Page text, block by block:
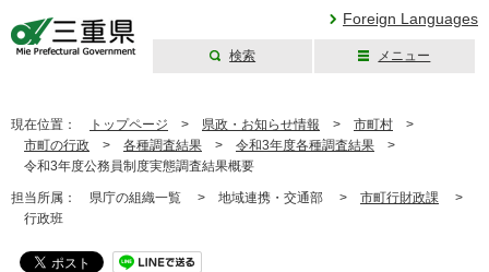
Foreign Languages
検索 メニュー
現在位置： トップページ > 県政・お知らせ情報 > 市町村 >
市町の行政 > 各種調査結果 > 令和3年度各種調査結果 >
令和3年度公務員制度実態調査結果概要
担当所属： 県庁の組織一覧 > 地域連携・交通部 > 市町行財政課 >
行政班